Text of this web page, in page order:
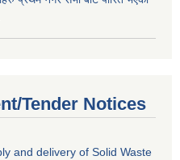
Tender Notices
and delivery of Solid Waste